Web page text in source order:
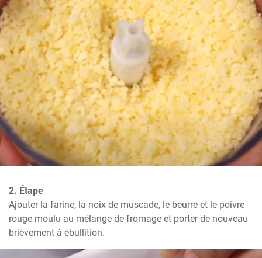
2. Étape
Ajouter la farine, la noix de muscade, le beurre et le poivre
rouge moulu au mélange de fromage et porter de nouveau
brièvement à ébullition.